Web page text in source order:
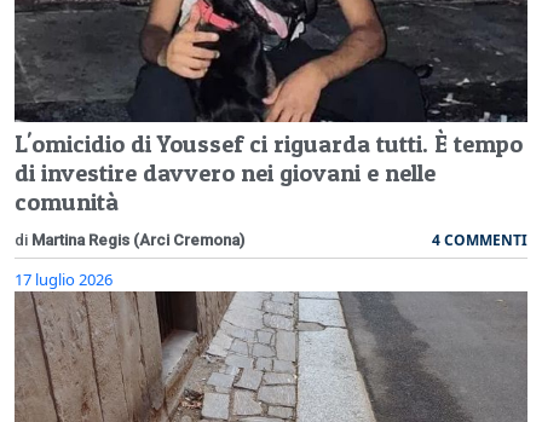
L'omicidio di Youssef ci riguarda tutti. È tempo
di investire davvero nei giovani e nelle
comunità
di Martina Regis (Arci Cremona) 4 COMMENTI
17 luglio 2026